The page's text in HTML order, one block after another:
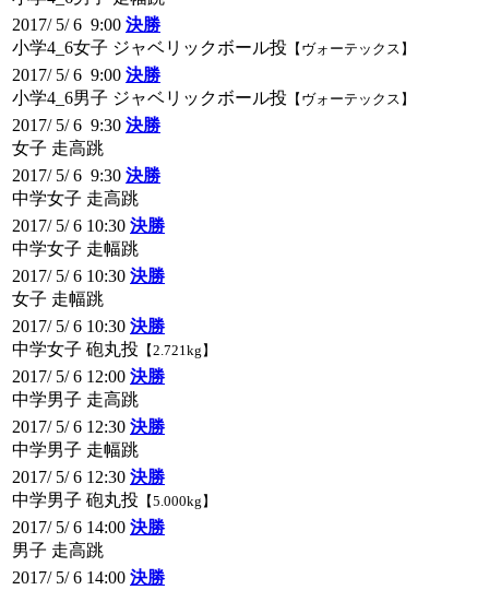
2017/ 5/ 6 9:00 決勝
小学4_6女子 ジャベリックボール投 【ヴォーテックス】
2017/ 5/ 6 9:00 決勝
小学4_6男子 ジャベリックボール投 【ヴォーテックス】
2017/ 5/ 6 9:30 決勝
女子 走高跳
2017/ 5/ 6 9:30 決勝
中学女子 走高跳
2017/ 5/ 6 10:30 決勝
中学女子 走幅跳
2017/ 5/ 6 10:30 決勝
女子 走幅跳
2017/ 5/ 6 10:30 決勝
中学女子 砲丸投 【2.721kg】
2017/ 5/ 6 12:00 決勝
中学男子 走高跳
2017/ 5/ 6 12:30 決勝
中学男子 走幅跳
2017/ 5/ 6 12:30 決勝
中学男子 砲丸投 【5.000kg】
2017/ 5/ 6 14:00 決勝
男子 走高跳
2017/ 5/ 6 14:00 決勝